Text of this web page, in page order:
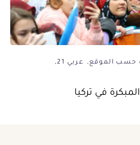
حسب الموقع
عربي 21
في تركيا